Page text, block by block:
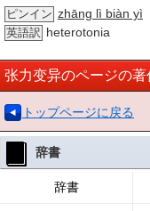
ピンイン zhāng lì biàn yì
英語訳 heterotonia
张力变异のページの著
トップページに戻る
辞書
辞書